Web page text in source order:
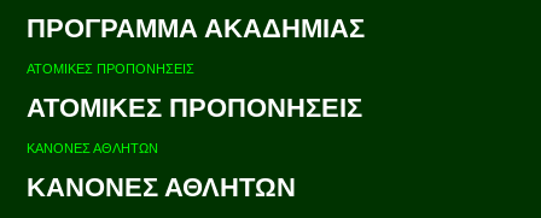
ΠΡΟΓΡΑΜΜΑ ΑΚΑΔΗΜΙΑΣ
ΑΤΟΜΙΚΕΣ ΠΡΟΠΟΝΗΣΕΙΣ
ΑΤΟΜΙΚΕΣ ΠΡΟΠΟΝΗΣΕΙΣ
ΚΑΝΟΝΕΣ ΑΘΛΗΤΩΝ
ΚΑΝΟΝΕΣ ΑΘΛΗΤΩΝ